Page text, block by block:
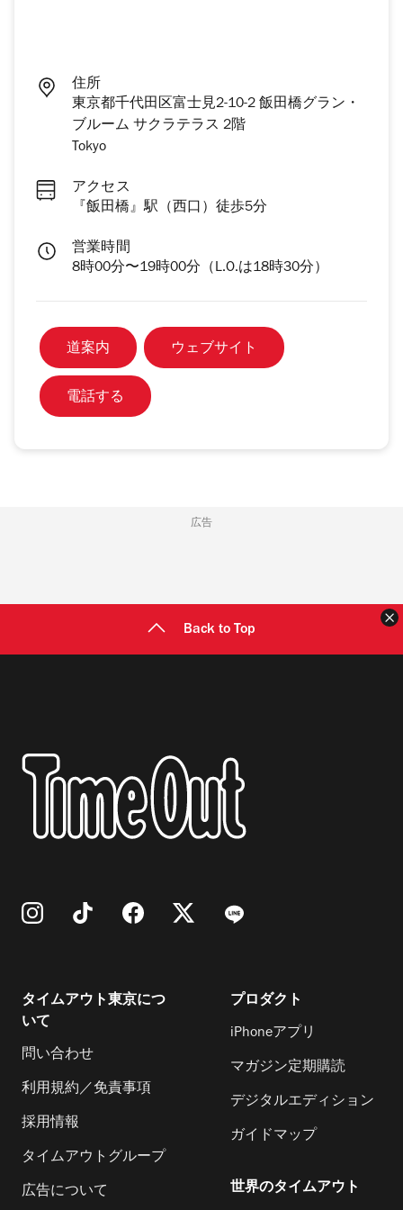
住所
東京都千代田区富士見2-10-2 飯田橋グラン・
ブルーム サクラテラス 2階
Tokyo
アクセス
『飯田橋』駅（西口）徒歩5分
営業時間
8時00分〜19時00分（L.O.は18時30分）
道案内 ウェブサイト
電話する
広告
Back to Top
タイムアウト東京につ
いて
問い合わせ
利用規約／免責事項
採用情報
タイムアウトグループ
広告について
プロダクト
iPhoneアプリ
マガジン定期購読
デジタルエディション
ガイドマップ
世界のタイムアウト